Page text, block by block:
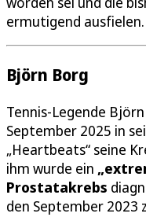
ermutigend ausfielen.
Björn Borg
Tennis-Legende
September 2025 in
„Heartbeats“ seine
ihm wurde ein
Prostatakrebs
den September 2023